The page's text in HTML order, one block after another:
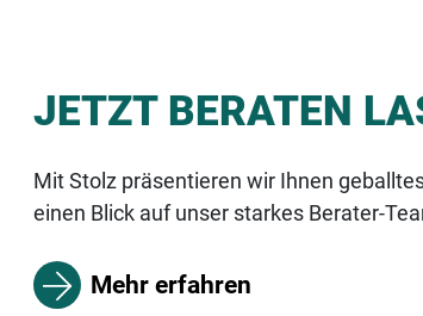
JETZT BERATEN
Mit Stolz präsentieren wir Ihnen
einen Blick auf unser starkes Berater-
Mehr erfahren